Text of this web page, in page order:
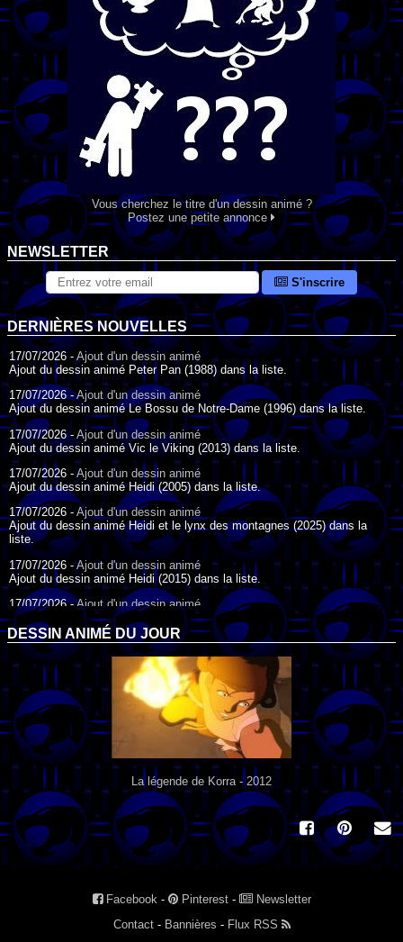
Vous cherchez le titre d'un dessin animé ?
Postez une petite annonce
NEWSLETTER
S'inscrire
DERNIÈRES NOUVELLES
17/07/2026 -Ajout d'un dessin animé
Ajout du dessin animé Peter Pan (1988) dans la liste.
17/07/2026 -Ajout d'un dessin animé
Ajout du dessin animé Le Bossu de Notre-Dame (1996) dans la liste.
17/07/2026 -Ajout d'un dessin animé
Ajout du dessin animé Vic le Viking (2013) dans la liste.
17/07/2026 - Ajout d'un dessin animé
Ajout du dessin animé Heidi (2005) dans la liste.
17/07/2026 - Ajout d'un dessin animé
Ajout du dessin animé Heidi et le lynx des montagnes (2025) dans la
liste.
17/07/2026 -Ajout d'un dessin animé
Ajout du dessin animé Heidi (2015) dans la liste.
17/07/2026 -Ajout d'un dessin animé
Ajout du dessin animé Heidi (1995) dans la liste.
09/07/2026 -Ajout d'un dessin animé
Ajout du dessin animé Genki l'Aventurier de la Chance (2006) dans la
liste.
04/07/2026 -
Ajout d'un dessin animé
Ajout du dessin animé Vilain Petit Canard (2000) dans la liste.
04/07/2026 -
Ajout d'un dessin animé
Ajout du dessin animé Le Noël du vilain petit canard (2003) dans la liste.
DESSIN ANIMÉ DU JOUR
La légende de Korra - 2012
Facebook- Pinterest-
Newsletter
Contact- Bannières - Flux RSS